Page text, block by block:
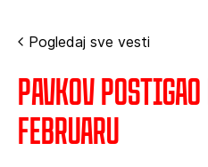
Pogledaj sve vesti
Pavkov
februaru